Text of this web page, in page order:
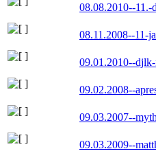
08.08.2010--11.-
08.11.2008--11-
09.01.2010--
09.02.2008--
09.03.2007--
09.03.2009--